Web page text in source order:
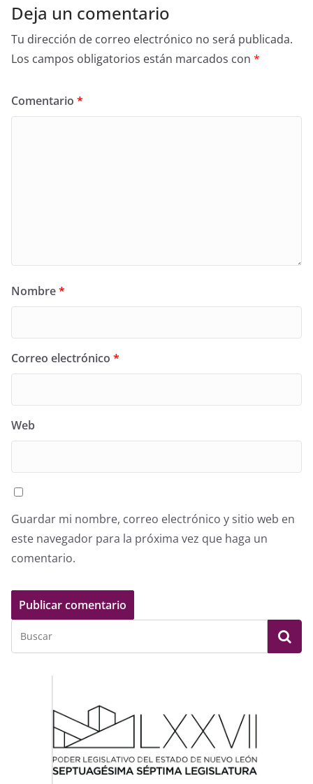
Deja un comentario
Tu dirección de correo electrónico no será publicada.
Los campos obligatorios están marcados con *
Comentario *
Nombre*
Correo electrónico *
Web
Guardar mi nombre, correo electrónico y sitio web en
este navegador para la próxima vez que haga un
comentario.